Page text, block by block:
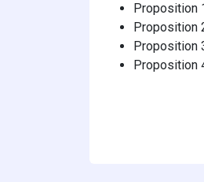
Proposition
Proposition
Proposition
Proposition